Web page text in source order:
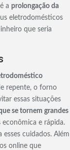
a prolongação da
eletrodomésticos
que seria
repente, o forno
essas situações
se tornem grandes
e rápida.
cuidados. Além
online que